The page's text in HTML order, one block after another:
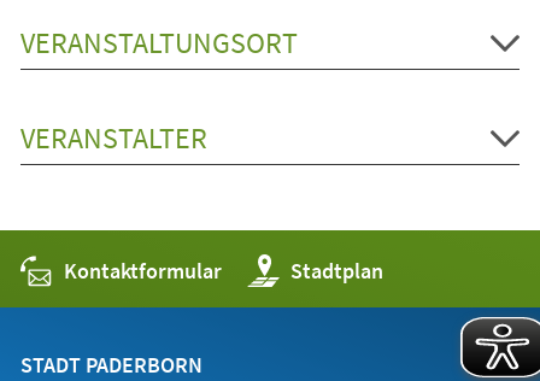
VERANSTALTUNGSORT
VERANSTALTER
Kontaktformular Stadtplan
(Öffnet
in
einem
STADT PADERBORN